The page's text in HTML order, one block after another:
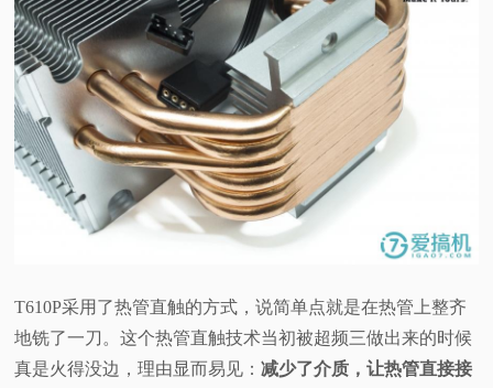
T610P采用了热管直触的方式，说简单点就是在热管上整齐
地铣了一刀。这个热管直触技术当初被超频三做出来的时候
真是火得没边，理由显而易见：减少了介质，让热管直接接